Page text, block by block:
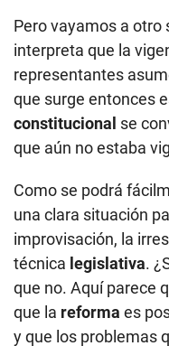
Pero vayamos a otro
interpreta que la
representantes
que surge entonces
constitucional se
que aún no estaba
Como se podrá
una clara situación
improvisación, la
técnica legislativa.
que no. Aquí parece
que la reforma es
y que los problemas